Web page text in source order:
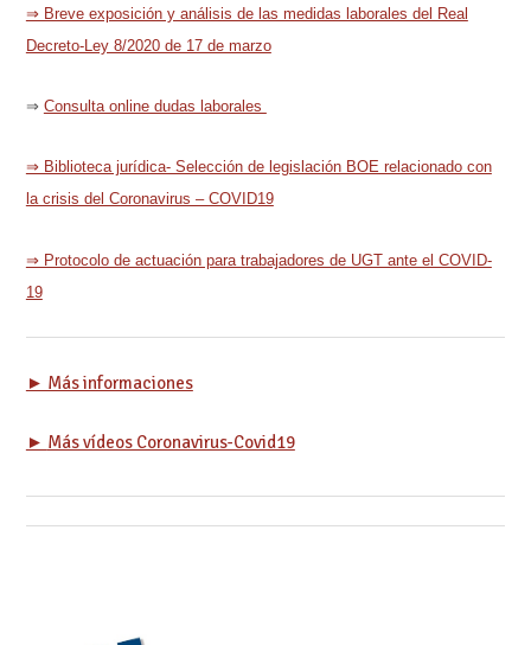
⇒ Breve exposición y análisis de las medidas laborales del Real
Decreto-Ley 8/2020 de 17 de marzo
⇒ Consulta online dudas laborales
⇒ Biblioteca jurídica- Selección de legislación BOE relacionado con
la crisis del Coronavirus – COVID19
⇒ Protocolo de actuación para trabajadores de UGT ante el COVID-
19
► Más informaciones
► Más vídeos Coronavirus-Covid19